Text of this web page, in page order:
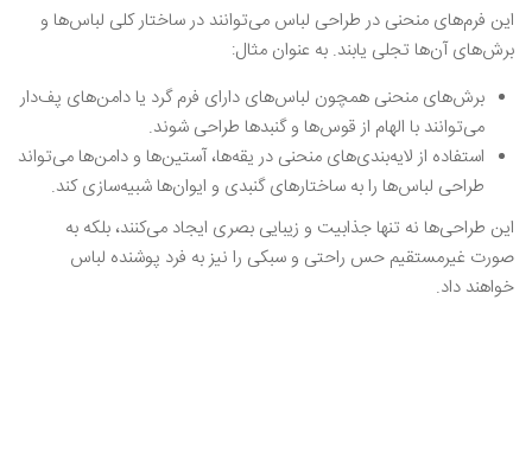
این فرم‌های منحنی در طراحی لباس می‌توانند در ساختار کلی لباس‌ها و
برش‌های آن‌ها تجلی یابند. به عنوان مثال:
برش‌های منحنی همچون لباس‌های دارای فرم گرد یا دامن‌های پف‌دار
می‌توانند با الهام از قوس‌ها و گنبدها طراحی شوند.
استفاده از لایه‌بندی‌های منحنی در یقه‌ها، آستین‌ها و دامن‌ها می‌تواند
طراحی لباس‌ها را به ساختارهای گنبدی و ایوان‌ها شبیه‌سازی کند.
این طراحی‌ها نه تنها جذابیت و زیبایی بصری ایجاد می‌کنند، بلکه به
صورت غیرمستقیم حس راحتی و سبکی را نیز به فرد پوشنده لباس
خواهند داد.